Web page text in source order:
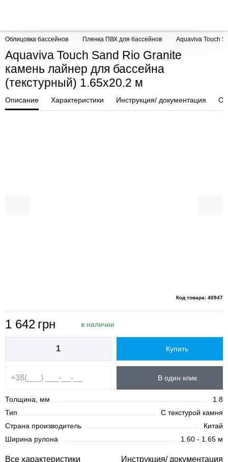
Облицовка бассейнов Пленка ПВХ для бассейнов Aquaviva Touch
Aquaviva Touch Sand Rio Granite
камень лайнер для бассейна
(текстурный) 1.65x20.2 м
Описание Характеристики Инструкция/ документация
Код товара: 40947
1 642 грн в наличии
Купить
В один клик
Толщина, мм
1.8
Тип
С текстурой камня
Страна производитель
Китай
Ширина рулона
1.60 - 1.65 м
Все характеристики Инструкция/ документация